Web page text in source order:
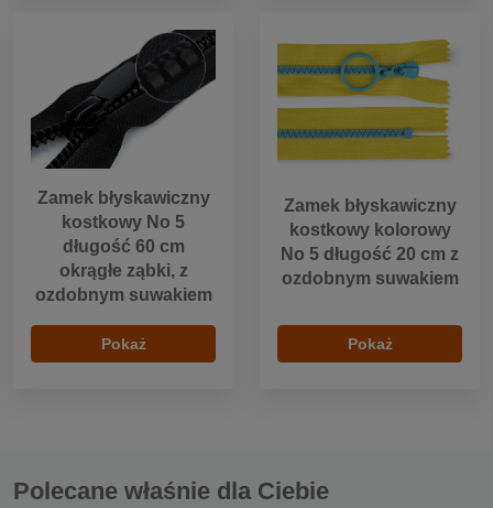
Zamek błyskawiczny
kostkowy No 5
długość 60 cm
okrągłe ząbki, z
ozdobnym suwakiem
Pokaż
Zamek błyskawiczny
kostkowy kolorowy
No 5 długość 20 cm z
ozdobnym suwakiem
Pokaż
Polecane właśnie dla Ciebie